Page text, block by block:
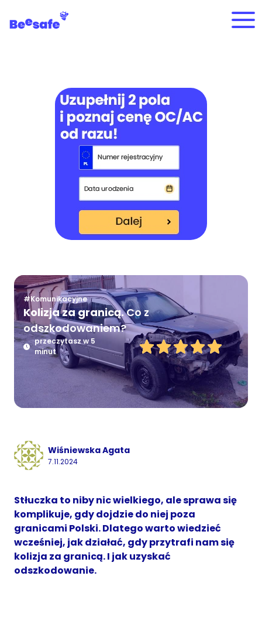
#Komunikacyjne
Kolizja za granicą.Co z
odszkodowaniem?
przeczytasz w 5
minut
Wiśniewska Agata
7.11.2024
Stłuczka to niby nic wielkiego, ale sprawa się
komplikuje, gdy dojdzie do niej poza
granicami Polski. Dlatego warto wiedzieć
wcześniej, jak działać, gdy przytrafi nam się
kolizja za granicą. I jak uzyskać
odszkodowanie.